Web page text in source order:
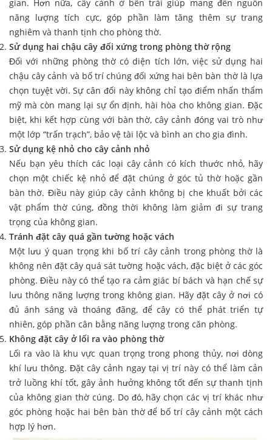
gian. Hơn nữa, cây cảnh ở bên trái giúp mang đến nguồn
năng lượng tích cực, góp phần làm tăng thêm sự trang
nghiêm và thanh tịnh cho phòng thờ.
Sử dụng hai chậu cây đối xứng trong phòng thờ rộng
Đối với những phòng thờ có diện tích lớn, việc sử dụng hai
chậu cây cảnh và bố trí chúng đối xứng hai bên bàn thờ là lựa
chọn tuyệt vời. Sự cân đối này không chỉ tạo điểm nhấn thẩm
mỹ mà còn mang lại sự ổn định, hài hòa cho không gian. Đặc
biệt, khi kết hợp cùng với bàn thờ, cây cảnh đóng vai trò như
một lớp “trấn trạch”, bảo vệ tài lộc và bình an cho gia đình.
Sử dụng kệ nhỏ cho cây cảnh nhỏ
Nếu bạn yêu thích các loại cây cảnh có kích thước nhỏ, hãy
chọn một chiếc kệ nhỏ để đặt chúng ở góc tủ thờ hoặc gần
bàn thờ. Điều này giúp cây cảnh không bị che khuất bởi các
vật phẩm thờ cúng, đồng thời không làm giảm đi sự trang
trọng của không gian.
Tránh đặt cây quá gần tường hoặc vách
Một lưu ý quan trọng khi bố trí cây cảnh trong phòng thờ là
không nên đặt cây quá sát tường hoặc vách, đặc biệt ở các góc
phòng. Điều này có thể tạo ra cảm giác bí bách và hạn chế sự
lưu thông năng lượng trong không gian. Hãy đặt cây ở nơi có
đủ ánh sáng và thoáng đãng, để cây có thể phát triển tự
nhiên, góp phần cân bằng năng lượng trong căn phòng.
Không đặt cây ở lối ra vào phòng thờ
Lối ra vào là khu vực quan trọng trong phong thủy, nơi dòng
khí lưu thông. Đặt cây cảnh ngay tại vị trí này có thể làm cản
trở luồng khí tốt, gây ảnh hưởng không tốt đến sự thanh tịnh
của không gian thờ cúng. Do đó, hãy chọn các vị trí khác như
góc phòng hoặc hai bên bàn thờ để bố trí cây cảnh một cách
hợp lý hơn.